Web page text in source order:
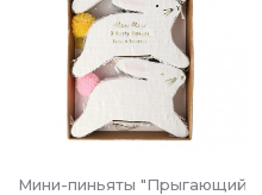
Мини-пиньяты "Прыгающий